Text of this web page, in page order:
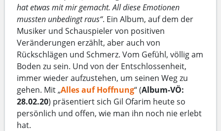
hat etwas mit mir gemacht. All diese Emotionen
mussten unbedingt raus“. Ein Album, auf dem der
Musiker und Schauspieler von positiven
Veränderungen erzählt, aber auch von
Rückschlägen und Schmerz. Vom Gefühl, völlig am
Boden zu sein. Und von der Entschlossenheit,
immer wieder aufzustehen, um seinen Weg zu
gehen. Mit „Alles auf Hoffnung“ (Album-VÖ:
28.02.20) präsentiert sich Gil Ofarim heute so
persönlich und offen, wie man ihn noch nie erlebt
hat.